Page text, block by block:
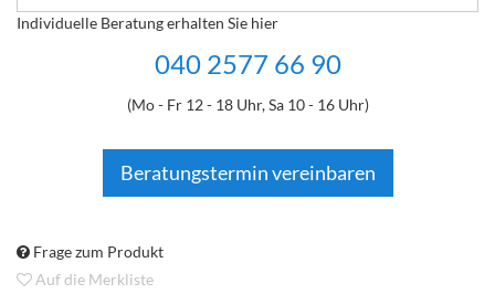
Individuelle Beratung erhalten Sie hier
040 2577 66 90
(Mo - Fr 12 - 18 Uhr, Sa 10 - 16 Uhr)
Beratungstermin vereinbaren
Frage zum Produkt
Auf die Merkliste